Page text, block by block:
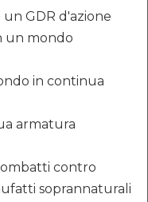
GDR d'azione
un mondo
in continua
armatura
contro
soprannaturali